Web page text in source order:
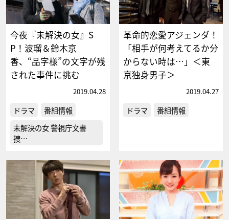
今夜『未解決の女』S
P！波瑠＆鈴木京
香、“品字様”の文字が残
された事件に挑む
2019.04.28
ドラマ
番組情報
未解決の女 警視庁文書
捜…
革命的恋愛アジェンダ！
「相手が何考えてるか分
からない時は…」＜東
京独身男子＞
2019.04.27
ドラマ 番組情報